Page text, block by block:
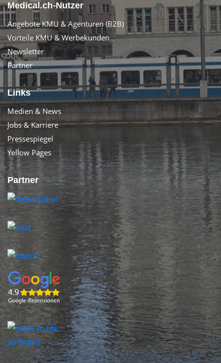
Medical.ch-Nutzer
Angebote KMU & Agenturen (B2B)
Vorteile KMU & Werbekunden
Newsletter
Partner
Links
Medien & News
Jobs & Karriere
Pressespiegel
Yellow Pages
Partner